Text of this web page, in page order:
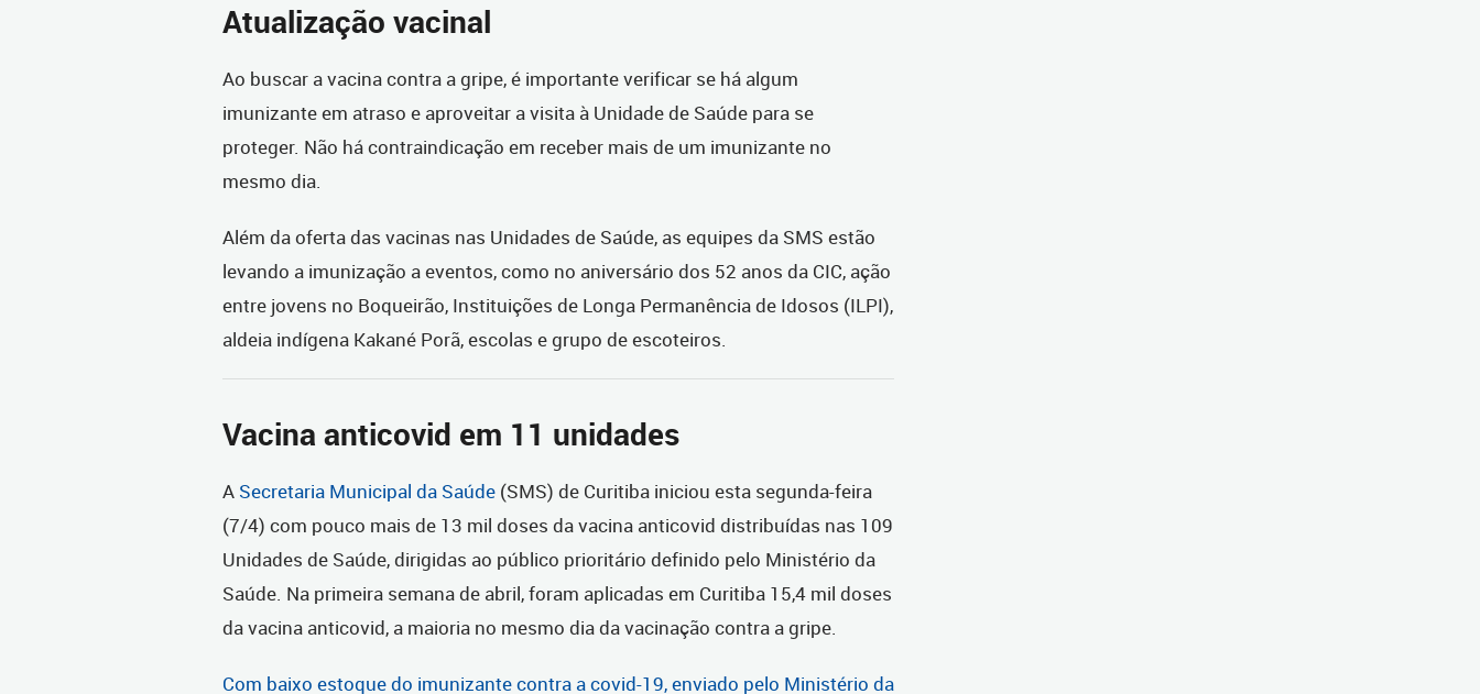
Atualização vacinal
Ao buscar a vacina contra a gripe, é importante verificar se há algum
imunizante em atraso e aproveitar a visita à Unidade de Saúde para se
proteger. Não há contraindicação em receber mais de um imunizante no
mesmo dia.
Além da oferta das vacinas nas Unidades de Saúde, as equipes da SMS estão
levando a imunização a eventos, como no aniversário dos 52 anos da CIC, ação
entre jovens no Boqueirão, Instituições de Longa Permanência de Idosos (ILPI),
aldeia indígena Kakané Porã, escolas e grupo de escoteiros.
Vacina anticovid em 11 unidades
A Secretaria Municipal da Saúde (SMS) de Curitiba iniciou esta segunda-feira
(7/4) com pouco mais de 13 mil doses da vacina anticovid distribuídas nas 109
Unidades de Saúde, dirigidas ao público prioritário definido pelo Ministério da
Saúde. Na primeira semana de abril, foram aplicadas em Curitiba 15,4 mil doses
da vacina anticovid, a maioria no mesmo dia da vacinação contra a gripe.
Com baixo estoque do imunizante contra a covid-19, enviado pelo Ministério da